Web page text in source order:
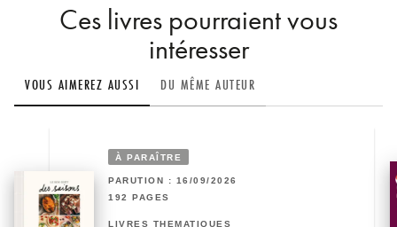
Ces livres pourraient vous
intéresser
VOUS AIMEREZ AUSSI DU MÊME AUTEUR
À PARAÎTRE
PARUTION : 16/09/2026
192 PAGES
LIVRES THÉMATIQUES